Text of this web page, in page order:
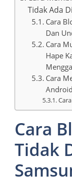
Tidak Ada
Cara
Dan
Cara
Hape
Cara
Cara
Tidak